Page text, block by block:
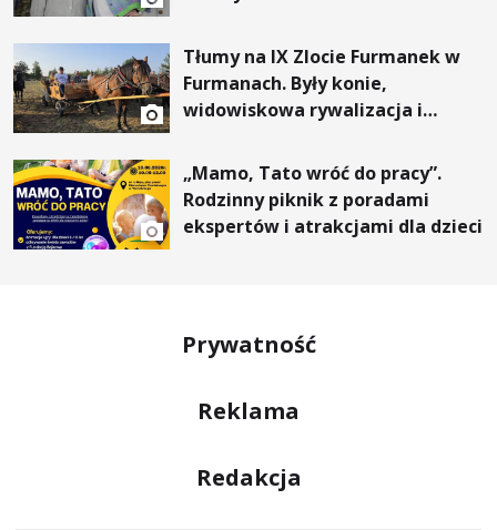
Tłumy na IX Zlocie Furmanek w
Furmanach. Były konie,
widowiskowa rywalizacja i
„Mamo, Tato wróć do pracy”.
Rodzinny piknik z poradami
ekspertów i atrakcjami dla dzieci
Prywatność
Reklama
Redakcja